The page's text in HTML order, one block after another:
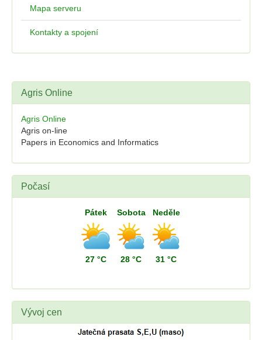
Mapa serveru
Kontakty a spojení
Agris Online
Agris Online
Agris on-line
Papers in Economics and Informatics
Počasí
Pátek
27 °C
Sobota
28 °C
Neděle
31 °C
Vývoj cen